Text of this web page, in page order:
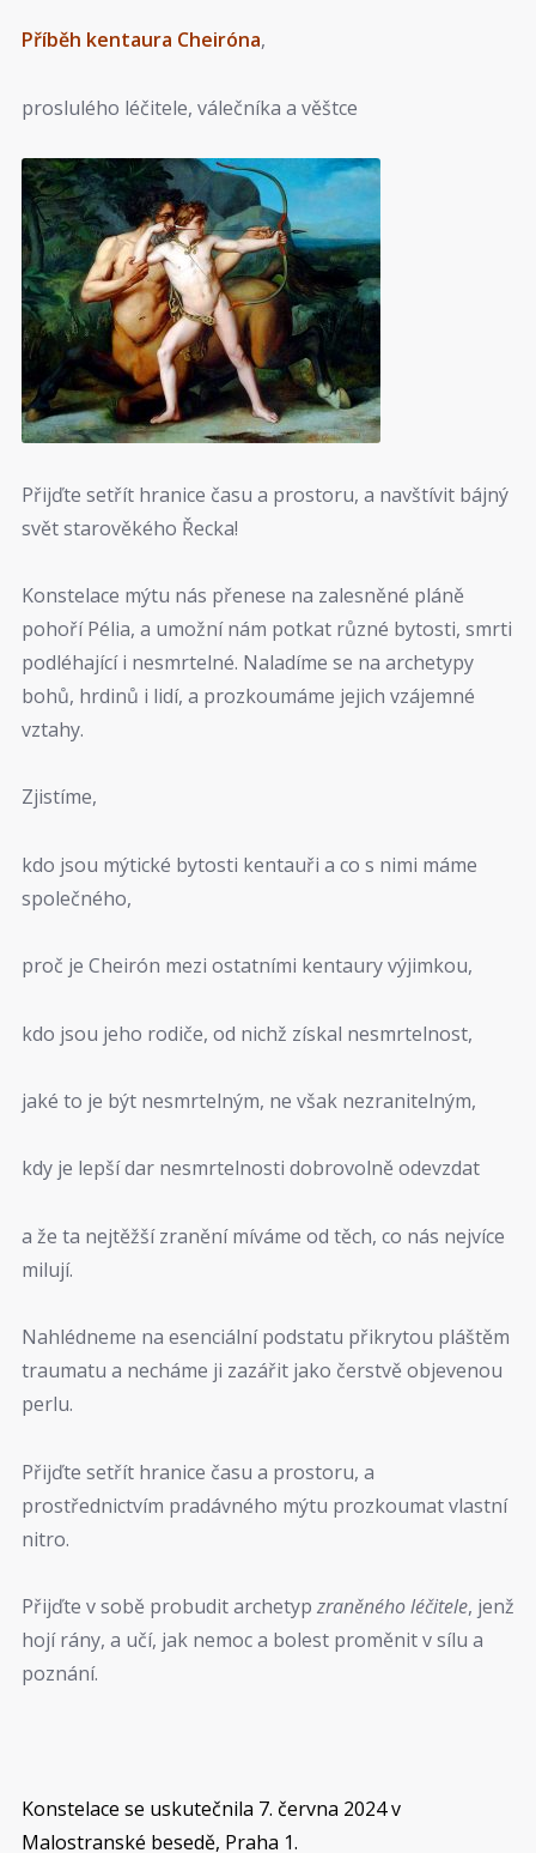
Příběh kentaura Cheiróna,
proslulého léčitele, válečníka a věštce
Přijďte setřít hranice času a prostoru, a navštívit bájný
svět starověkého Řecka!
Konstelace mýtu nás přenese na zalesněné pláně
pohoří Pélia, a umožní nám potkat různé bytosti, smrti
podléhající i nesmrtelné. Naladíme se na archetypy
bohů, hrdinů i lidí, a prozkoumáme jejich vzájemné
vztahy.
Zjistíme,
kdo jsou mýtické bytosti kentauři a co s nimi máme
společného,
proč je Cheirón mezi ostatními kentaury výjimkou,
kdo jsou jeho rodiče, od nichž získal nesmrtelnost,
jaké to je být nesmrtelným, ne však nezranitelným,
kdy je lepší dar nesmrtelnosti dobrovolně odevzdat
a že ta nejtěžší zranění míváme od těch, co nás nejvíce
milují.
Nahlédneme na esenciální podstatu přikrytou pláštěm
traumatu a necháme ji zazářit jako čerstvě objevenou
perlu.
Přijďte setřít hranice času a prostoru, a
prostřednictvím pradávného mýtu prozkoumat vlastní
nitro.
Přijďte v sobě probudit archetyp zraněného léčitele, jenž
hojí rány, a učí, jak nemoc a bolest proměnit v sílu a
poznání.
Konstelace se uskutečnila 7. června 2024 v
Malostranské besedě, Praha 1.